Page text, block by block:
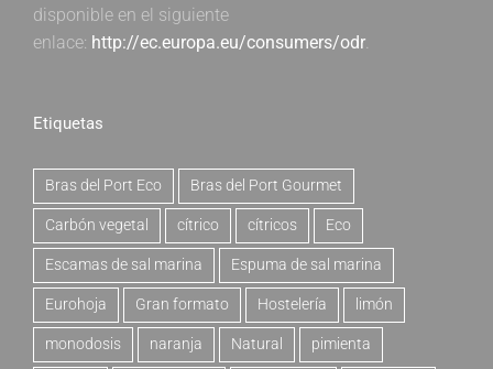
disponible en el siguiente
enlace: http://ec.europa.eu/consumers/odr.
Etiquetas
Bras del Port Eco Bras del Port Gourmet
Carbón vegetal cítrico cítricos Eco
Escamas de sal marina Espuma de sal marina
Eurohoja Gran formato Hostelería limón
monodosis naranja Natural pimienta